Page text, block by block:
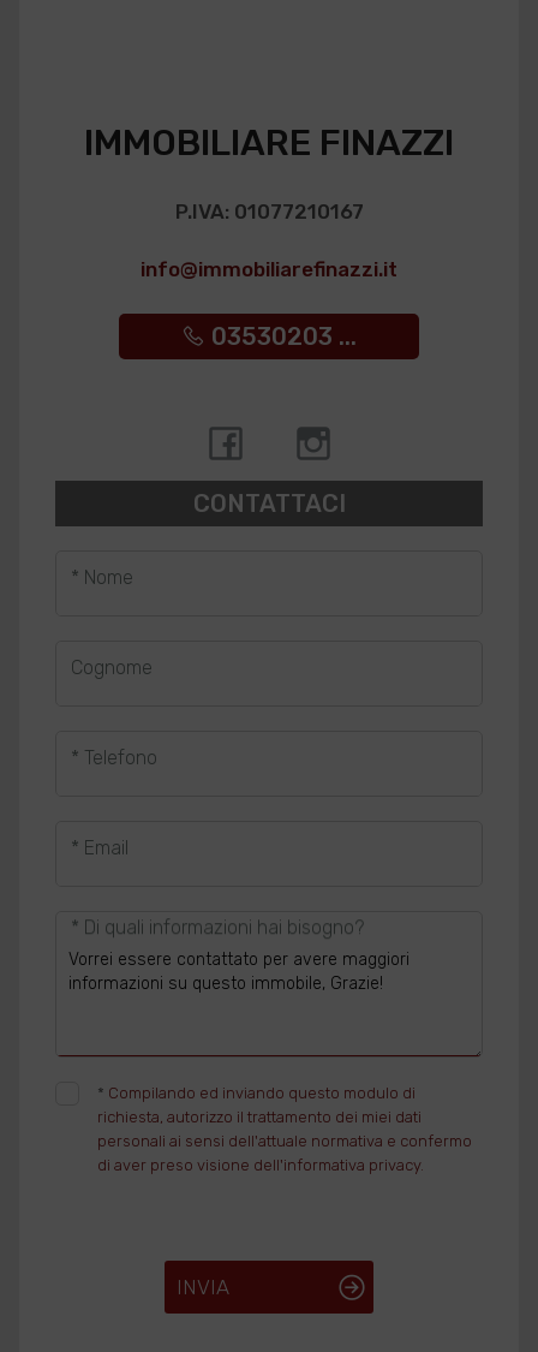
IMMOBILIARE FINAZZI
P.IVA: 01077210167
info@immobiliarefinazzi.it
03530203 ...
CONTATTACI
* Nome
Cognome
* Telefono
* Email
* Di quali informazioni hai bisogno?
* Compilando ed inviando questo modulo di
richiesta, autorizzo il trattamento dei miei dati
personali ai sensi dell'attuale normativa e confermo
di aver preso visione dell'informativa privacy.
INVIA